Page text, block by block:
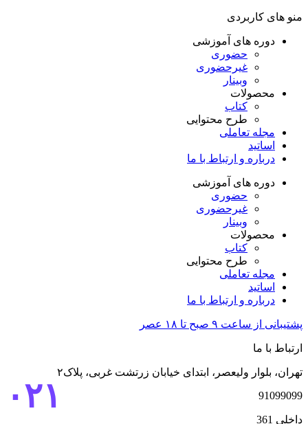
منو های کاربردی
دوره های آموزشی
حضوری
غیرحضوری
وبینار
محصولات
کتاب
طرح محتوایی
مجله تعاملی
اساتید
درباره و ارتباط با ما
دوره های آموزشی
حضوری
غیرحضوری
وبینار
محصولات
کتاب
طرح محتوایی
مجله تعاملی
اساتید
درباره و ارتباط با ما
پشتیبانی از ساعت ۹ صبح تا ۱۸ عصر
ارتباط با ما
تهران، بلوار ولیعصر، ابتدای خیابان زرتشت غربی، پلاک۲
۰۲۱ 91099099
داخلی 361